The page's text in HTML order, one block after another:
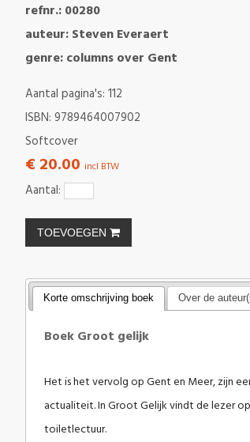
refnr.: 00280
auteur: Steven Everaert
genre: columns over Gent
Aantal pagina's: 112
ISBN: 9789464007902
Softcover
€ 20.00 incl BTW
Aantal:
TOEVOEGEN
Korte omschrijving boek Over de
Boek Groot gelijk
Het is het vervolg op Gent en Meer, zijn
actualiteit. In Groot Gelijk vindt de lezer
toiletlectuur.